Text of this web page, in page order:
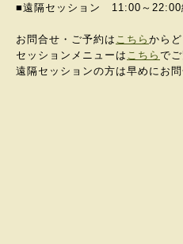
■遠隔セッション 11:00～ 22:00
お問合せ・ご予約は こちら からど
セッションメニューは こちら で
遠隔セッションの方は早めにお問